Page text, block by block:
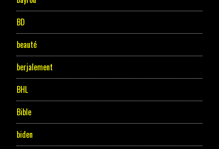
BD
beauté
berjalement
BHL
Bible
biden